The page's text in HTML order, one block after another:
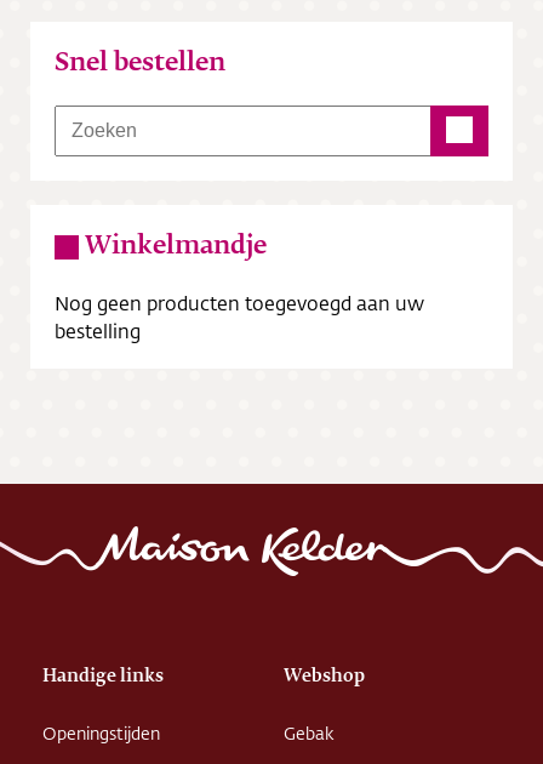
Snel bestellen
Winkelmandje
Nog geen producten toegevoegd aan uw
bestelling
Handige links
Openingstijden
Webshop
Gebak